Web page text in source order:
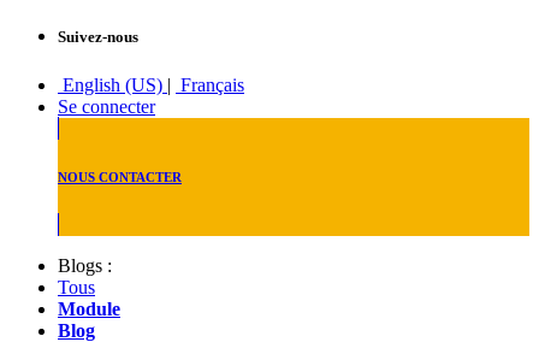
Suivez-nous
English (US) | Français
Se connecter
NOUS CONTACTER
Blogs :
Tous
Module
Blog